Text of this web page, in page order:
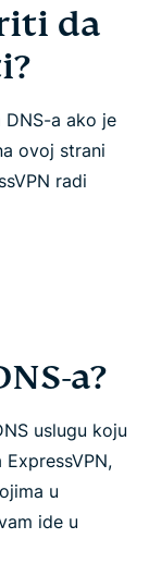
da
DNS-a ako je
ovoj strani
radi
a?
uslugu koju
u
ide u